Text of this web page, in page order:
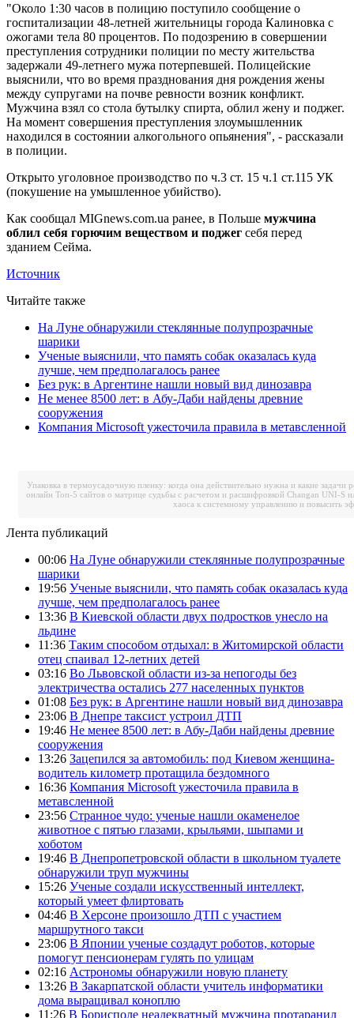
"Около 1:30 часов в полицию поступило сообщение о
госпитализации 48-летней жительницы города Калиновка с
ожогами тела 80 процентов. По подозрению в совершении
преступления сотрудники полиции по месту жительства
задержали 49-летнего мужа потерпевшей. Полицейские
выяснили, что во время празднования дня рождения жены
между супругами на почве ревности возник конфликт.
Мужчина взял со стола бутылку спирта, облил жену и поджег.
На момент совершения преступления злоумышленник
находился в состоянии алкогольного опьянения", - рассказали
в полиции.
Открыто уголовное производство по ч.3 ст. 15 ч.1 ст.115 УК
(покушение на умышленное убийство).
Как сообщал MIGnews.com.uа ранее, в Польше мужчина
облил себя горючим веществом и поджег себя перед
зданием Сейма.
Источник
Читайте также
На Луне обнаружили стеклянные полупрозрачные
шарики
Ученые выяснили, что память собак оказалась куда
лучше, чем предполагалось ранее
Без рук: в Аргентине нашли новый вид динозавра
Не менее 8500 лет: в Абу-Даби найдены древние
сооружения
Компания Microsoft ужесточила правила в метавсленной
Упаковка в термоусадочную пленку: когда она действительно нужна и какие задачи
онлайн Топ-5 сайтов о матрице судьбы с расчетом и расшифровкой Changan UNI-S
хаоса к системному управлению и повысить
Лента публикаций
00:06 На Луне обнаружили стеклянные полупрозрачные
шарики
19:56 Ученые выяснили, что память собак оказалась куда
лучше, чем предполагалось ранее
13:36 В Киевской области двух подростков унесло на
льдине
11:36 Таким способом отдыхал: в Житомирской области
отец спаивал 12-летних детей
03:16 Во Львовской области из-за непогоды без
электричества остались 277 населенных пунктов
01:08 Без рук: в Аргентине нашли новый вид динозавра
23:06 В Днепре таксист устроил ДТП
19:46 Не менее 8500 лет: в Абу-Даби найдены древние
сооружения
13:26 Зацепился за автомобиль: под Киевом женщина-
водитель километр протащила бездомного
16:36 Компания Microsoft ужесточила правила в
метавсленной
23:56 Странное чудо: ученые нашли окаменелое
животное с пятью глазами, крыльями, шыпами и
хоботом
19:46 В Днепропетровской области в школьном туалете
обнаружили труп мужчины
15:26 Ученые создали искусственный интеллект,
который умеет флиртовать
04:46 В Херсоне произошло ДТП с участием
маршрутного такси
23:06 В Японии ученые создадут роботов, которые
помогут пенсионерам гулять по улицам
02:16 Астрономы обнаружили новую планету
13:26 В Закарпатской области учитель информатики
дома выращивал коноплю
11:26 В Борисполе неадекватный мужчина протаранил